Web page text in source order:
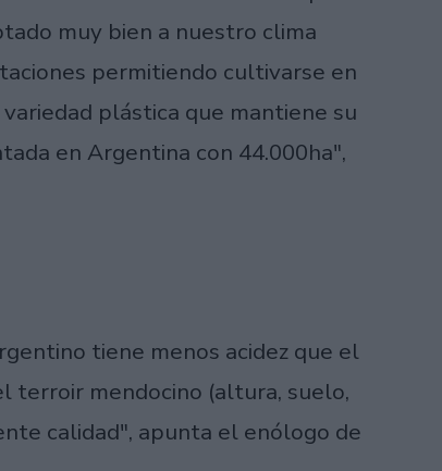
muy bien a nuestro clima
permitiendo cultivarse en
plástica que mantiene su
en Argentina con 44.000ha",
tiene menos acidez que el
terroir mendocino (altura, suelo,
calidad", apunta el enólogo de